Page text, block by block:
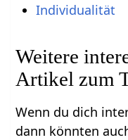
Individualität
Weitere
Artikel zum
Wenn du dich
dann könnten